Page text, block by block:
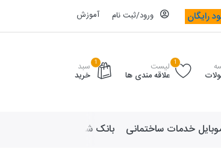
رایگان ورود/ثبت نام آموزش
1 لیست
علاقه مندی ها
1 سبد
خرید
خدمات ساختمانی بانک شماره موبایل لوازم